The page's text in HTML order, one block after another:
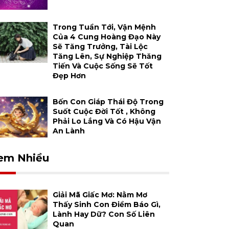
Trong Tuần Tới, Vận Mệnh
Của 4 Cung Hoàng Đạo Này
Sẽ Tăng Trưởng, Tài Lộc
Tăng Lên, Sự Nghiệp Thăng
Tiến Và Cuộc Sống Sẽ Tốt
Đẹp Hơn
Bốn Con Giáp Thái Độ Trong
Suốt Cuộc Đời Tốt , Không
Phải Lo Lắng Và Có Hậu Vận
An Lành
Nhiều
Giải Mã Giấc Mơ: Nằm Mơ
Thấy Sinh Con Điềm Báo Gì,
Lành Hay Dữ? Con Số Liên
Quan